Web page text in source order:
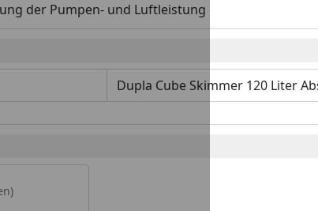
der Pumpen- und Luftleistung
Dupla Cube Skimmer 120 Liter